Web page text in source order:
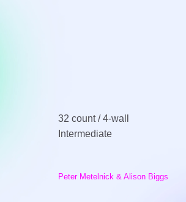
32 count / 4-wall
Intermediate
Peter Metelnick & Alison Biggs